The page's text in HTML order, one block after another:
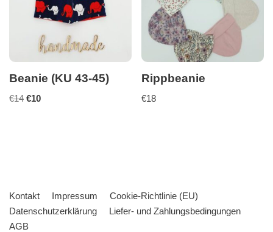
Beanie (KU 43-45)
€14 €10
Rippbeanie
€18
Kontakt Impressum
Cookie-Richtlinie (EU)
Datenschutzerklärung
Liefer- und Zahlungsbedingungen
AGB